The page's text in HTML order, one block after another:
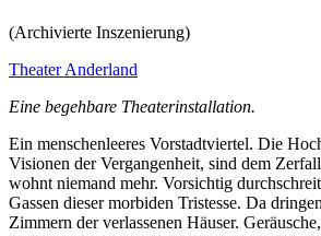
(Archivierte Inszenierung)
Theater Anderland
Eine begehbare Theaterinstallation.
Ein menschenleeres Vorstadtviertel. Die
Visionen der Vergangenheit, sind dem
wohnt niemand mehr. Vorsichtig
Gassen dieser morbiden Tristesse. Da
Zimmern der verlassenen Häuser.